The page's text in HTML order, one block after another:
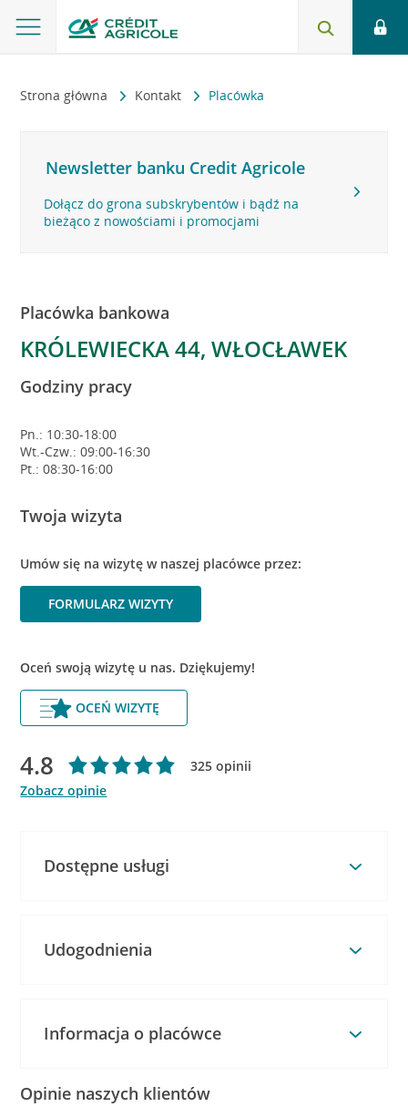
Strona główna Kontakt Placówka
Newsletter banku Credit Agricole
Dołącz do grona subskrybentów i bądź na
bieżąco z nowościami i promocjami
Placówka bankowa
KRÓLEWIECKA 44, WŁOCŁAWEK
Godziny pracy
Pn.: 10:30-18:00
Wt.-Czw.: 09:00-16:30
Pt.: 08:30-16:00
Twoja wizyta
Umów się na wizytę w naszej placówce przez:
FORMULARZ WIZYTY
Oceń swoją wizytę u nas. Dziękujemy!
OCEŃ WIZYTĘ
4.8
325 opinii
Zobacz opinie
Dostępne usługi
Udogodnienia
Informacja o placówce
Opinie naszych klientów